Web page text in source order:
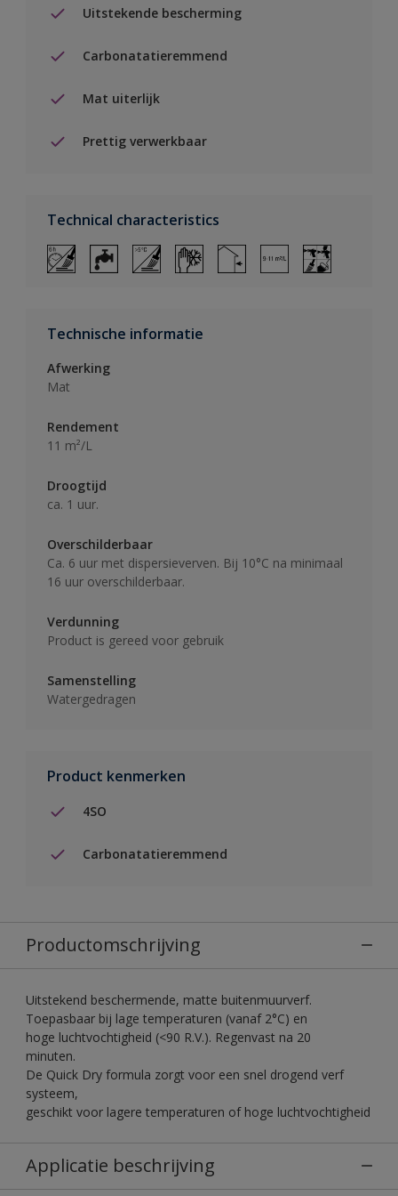
Uitstekende bescherming
Carbonatatieremmend
Mat uiterlijk
Prettig verwerkbaar
Technical characteristics
Technische informatie
Afwerking
Mat
Rendement
11 m²/L
Droogtijd
ca. 1 uur.
Overschilderbaar
Ca. 6 uur met dispersieverven. Bij 10°C na minimaal
16 uur overschilderbaar.
Verdunning
Product is gereed voor gebruik
Samenstelling
Watergedragen
Product kenmerken
4SO
Carbonatatieremmend
Productomschrijving
Uitstekend beschermende, matte buitenmuurverf.
Toepasbaar bij lage temperaturen (vanaf 2°C) en
hoge luchtvochtigheid (<90 R.V.). Regenvast na 20
minuten.
De Quick Dry formula zorgt voor een snel drogend verf
systeem,
geschikt voor lagere temperaturen of hoge luchtvochtigheid
Applicatie beschrijving